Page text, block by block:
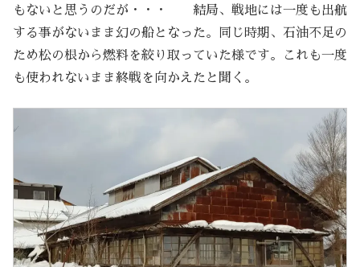
もないと思うのだが・・・ 結局、戦地には一度も出航
する事がないまま幻の船となった。同じ時期、石油不足の
ため松の根から燃料を絞り取っていた様です。これも一度
も使われないまま終戦を向かえたと聞く。